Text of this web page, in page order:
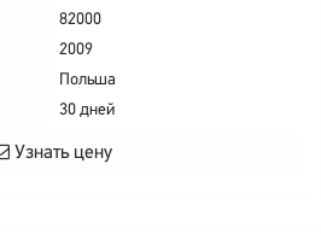
82000
2009
Польша
30 дней
Узнать цену